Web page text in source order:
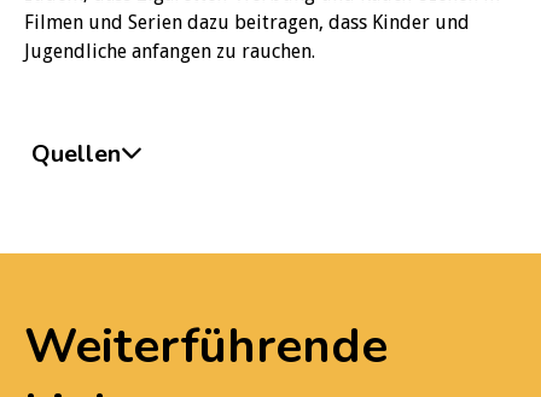
Filmen und Serien dazu beitragen, dass Kinder und
Jugendliche anfangen zu rauchen.
Quellen
jugendlichen-auf-dem-vormarsch/
Ball J, Zhang J, Stanley J, Waa A, Crengle S, Edwards R.
Addressing Intergenerational Inequity in Tobacco-Harm:
Weiterführende